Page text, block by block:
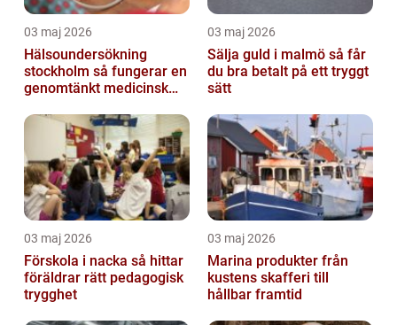
03 maj 2026
Hälsoundersökning
stockholm så fungerar en
genomtänkt medicinsk
03 maj 2026
Sälja guld i malmö så får
du bra betalt på ett tryggt
sätt
03 maj 2026
Förskola i nacka så hittar
föräldrar rätt pedagogisk
trygghet
03 maj 2026
Marina produkter från
kustens skafferi till
hållbar framtid